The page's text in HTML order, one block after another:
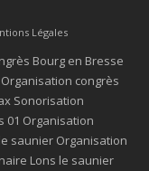
Légales
Bourg en Bresse
Organisation congrès
Sonorisation
01 Organisation
saunier Organisation
Lons le saunier